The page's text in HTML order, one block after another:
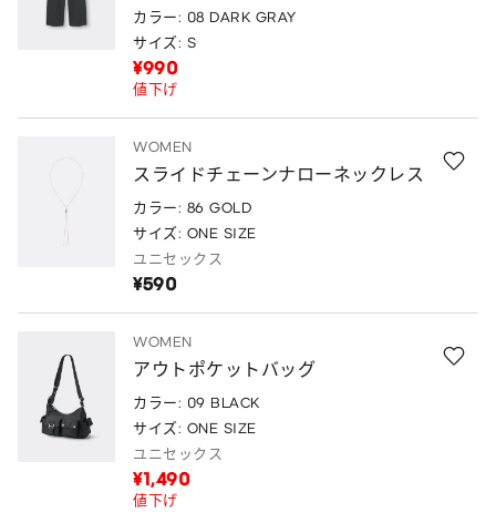
カラー: 08 DARK GRAY
サイズ: S
¥990
値下げ
WOMEN
スライドチェーンナローネックレス
カラー: 86 GOLD
サイズ: ONE SIZE
ユニセックス
¥590
WOMEN
アウトポケットバッグ
カラー: 09 BLACK
サイズ: ONE SIZE
ユニセックス
¥1,490
値下げ